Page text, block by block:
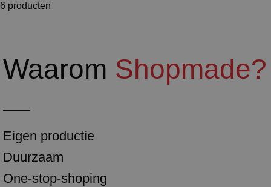
6 producten
Waarom Shopmade?
Eigen productie
Duurzaam
One-stop-shoping